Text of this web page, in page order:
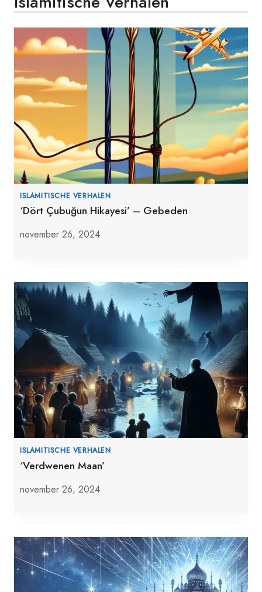
ISLAMITISCHE VERHALEN
‘Dört Çubuğun Hikayesi’ – Gebeden
november 26, 2024
ISLAMITISCHE VERHALEN
‘Verdwenen Maan’
november 26, 2024